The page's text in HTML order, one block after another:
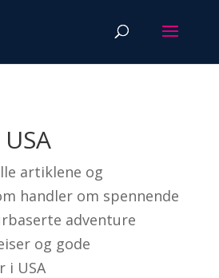
artiklene og
handler om spennende
adventure
og gode
i USA